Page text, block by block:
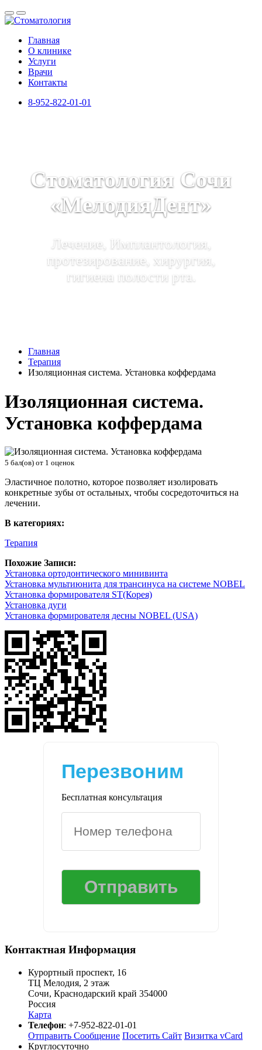
Главная
О клинике
Услуги
Врачи
Контакты
8-952-822-01-01
Стоматология Сочи
«МелодияДент»
Лечение, Имплантология,
протезирование, хирургия,
гигиена полости рта.
Главная
Терапия
Изоляционная система. Установка коффердама
Изоляционная система.
Установка коффердама
5 бал(ов) от 1 оценок
Эластичное полотно, которое позволяет изолировать
конкретные зубы от остальных, чтобы сосредоточиться на
лечении.
В категориях:
Терапия
Похожие Записи:
Установка ортодонтического минивинта
Установка мультиюнита для трансинуса на системе NOBEL
Установка формирователя ST(Корея)
Установка дуги
Установка формирователя десны NOBEL (USA)
Перезвоним
Бесплатная консультация
Контактная Информация
Курортный проспект, 16
ТЦ Мелодия, 2 этаж
Сочи, Краснодарский край 354000
Россия
Карта
Телефон: +7-952-822-01-01
Отправить Сообщение Посетить Сайт Визитка vCard
Круглосуточно